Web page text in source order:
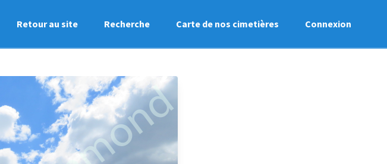
Retour au site Recherche Carte de nos cimetières Connexion